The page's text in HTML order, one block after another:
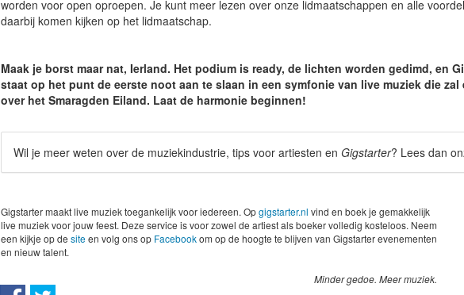
worden voor open oproepen. Je kunt meer lezen over onze lidmaatschappen en alle
daarbij komen kijken op het lidmaatschap.
Maak je borst maar nat, Ierland. Het podium is ready, de lichten worden gedimd, en
staat op het punt de eerste noot aan te slaan in een symfonie van live muziek die zal
over het Smaragden Eiland. Laat de harmonie beginnen!
Wil je meer weten over de muziekindustrie, tips voor artiesten en Gigstarter? Lees dan
Gigstarter maakt live muziek toegankelijk voor iedereen. Opgigstarter.nl vind en boek je gemakkelijk
live muziek voor jouw feest. Deze service is voor zowel de artiest als boeker volledig kosteloos. Neem
een kijkje op de siteen volg ons op Facebookom op de hoogte te blijven van Gigstarter evenementen
en nieuw talent.
Minder gedoe. Meer muziek.